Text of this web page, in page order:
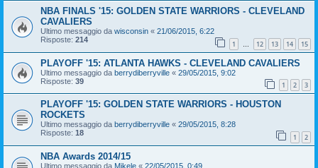
NBA FINALS '15: GOLDEN STATE WARRIORS - CLEVELAND
CAVALIERS
Ultimo messaggio da wisconsin « 21/06/2015, 6:22
Risposte: 214 1 … 12 13 14 15
PLAYOFF '15: ATLANTA HAWKS - CLEVELAND CAVALIERS
Ultimo messaggio da berrydiberryville « 29/05/2015, 9:02
Risposte: 39 1 2 3
PLAYOFF '15: GOLDEN STATE WARRIORS - HOUSTON
ROCKETS
Ultimo messaggio da berrydiberryville « 29/05/2015, 8:28
Risposte: 18 1 2
NBA Awards 2014/15
Ultimo messaggio da Mikele « 22/05/2015, 0:49